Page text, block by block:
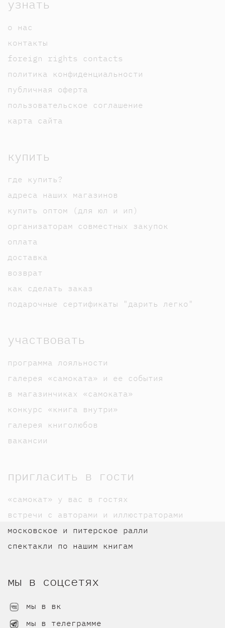
узнать
о нас
контакты
foreign rights contacts
политика конфиденциальности
публичная оферта
пользовательское соглашение
карта сайта
купить
где купить?
адреса наших магазинов
купить оптом (для юл и ип)
организаторам совместных закупок
оплата
доставка
возврат
как сделать заказ
подарочные сертификаты "дарить легко"
участвовать
программа лояльности
галерея «самоката» и ее события
в магазинчиках «самоката»
конкурс «книга внутри»
галерея книголюбов
вакансии
пригласить в гости
«самокат» у вас в гостях
встречи с авторами и иллюстраторами
московское и питерское ралли
спектакли по нашим книгам
мы в соцсетях
мы в вк
мы в телеграмме